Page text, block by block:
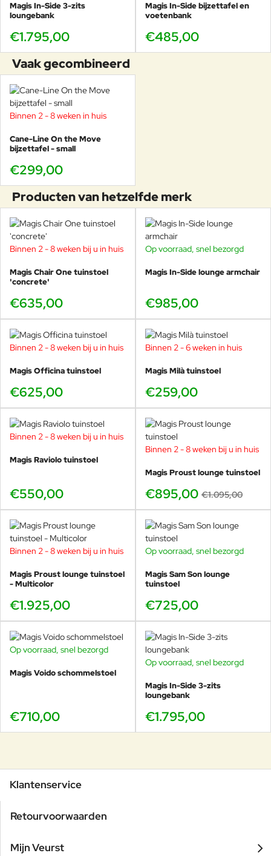
Magis In-Side 3-zits
loungebank
€1.795,00
Magis In-Side bijzettafel en
voetenbank
€485,00
Vaak gecombineerd
Binnen 2 - 8 weken in huis
Cane-Line On the Move
bijzettafel - small
€299,00
Producten van hetzelfde merk
Binnen 2 - 8 weken bij u in huis
Magis Chair One tuinstoel
'concrete'
€635,00
Op voorraad, snel bezorgd
Magis In-Side lounge armchair
€985,00
Binnen 2 - 8 weken bij u in huis
Magis Officina tuinstoel
€625,00
Binnen 2 - 6 weken in huis
Magis Milà tuinstoel
€259,00
Binnen 2 - 8 weken bij u in huis
Magis Raviolo tuinstoel
€550,00
-18%
Binnen 2 - 8 weken bij u in huis
Magis Proust lounge tuinstoel
€895,00 €1.095,00
Binnen 2 - 8 weken bij u in huis
Magis Proust lounge tuinstoel
- Multicolor
€1.925,00
Op voorraad, snel bezorgd
Magis Sam Son lounge
tuinstoel
€725,00
Op voorraad, snel bezorgd
Magis Voido schommelstoel
€710,00
Op voorraad, snel bezorgd
Magis In-Side 3-zits
loungebank
€1.795,00
Klantenservice
Retourvoorwaarden
Mijn Veurst